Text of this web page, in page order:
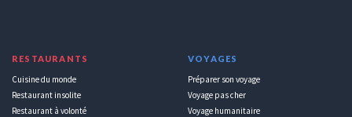
RESTAURANTS
Cuisine du monde
Restaurant insolite
Restaurant à volonté
VOYAGES
Préparer son voyage
Voyage pas cher
Voyage humanitaire